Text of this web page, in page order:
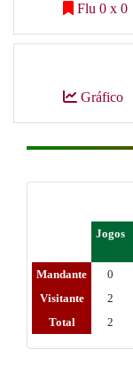
Flu 0 x 0
Gráfico
Jogos
Mandante 0
Visitante
2
Total
2